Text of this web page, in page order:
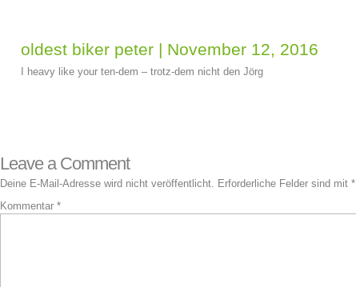
oldest biker peter | November 12, 2016
I heavy like your ten-dem – trotz-dem nicht den Jörg
Leave a Comment
Deine E-Mail-Adresse wird nicht veröffentlicht. Erforderliche Felder sind mit *
Kommentar *